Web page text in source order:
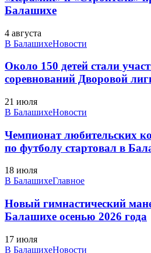
Балашихе
4 августа
В БалашихеНовости
Около 150 детей стали
соревнований Дворовой
21 июля
В БалашихеНовости
Чемпионат любительских
по футболу стартовал в
18 июля
В БалашихеГлавное
Новый гимнастический
Балашихе осенью 2026 года
17 июля
В БалашихеНовости